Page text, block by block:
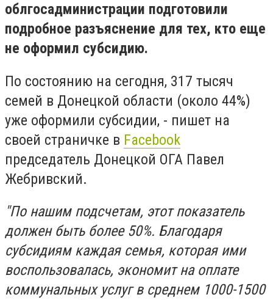
облгосадминистрации подготовили
подробное разъяснение для тех, кто еще
не оформил субсидию.
По состоянию на сегодня, 317 тысяч
семей в Донецкой области (около 44%)
уже оформили субсидии, - пишет на
своей страничке в Facebook
председатель Донецкой ОГА Павел
Жебривский.
"По нашим подсчетам, этот показатель
должен быть более 50%. Благодаря
субсидиям каждая семья, которая ими
воспользовалась, экономит на оплате
коммунальных услуг в среднем 1000-1500